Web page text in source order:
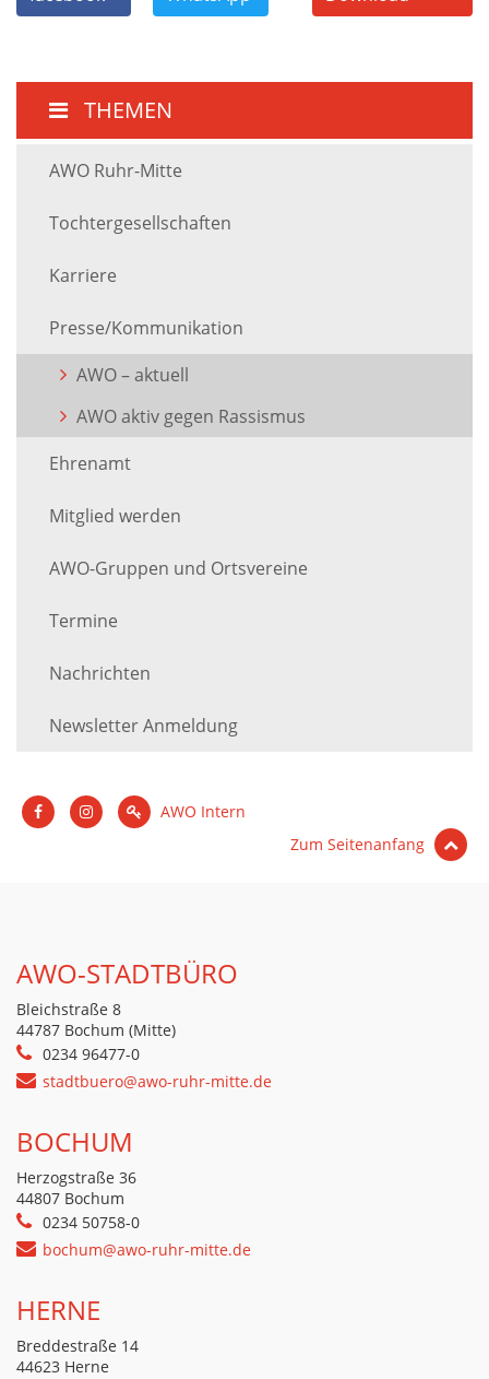
THEMEN
AWO Ruhr-Mitte
Tochtergesellschaften
Karriere
Presse/Kommunikation
AWO – aktuell
AWO aktiv gegen Rassismus
Ehrenamt
Mitglied werden
AWO-Gruppen und Ortsvereine
Termine
Nachrichten
Newsletter Anmeldung
AWO Intern
Zum Seitenanfang
AWO-STADTBÜRO
Bleichstraße 8
44787 Bochum (Mitte)
0234 96477-0
stadtbuero@awo-ruhr-mitte.de
BOCHUM
Herzogstraße 36
44807 Bochum
0234 50758-0
bochum@awo-ruhr-mitte.de
HERNE
Breddestraße 14
44623 Herne